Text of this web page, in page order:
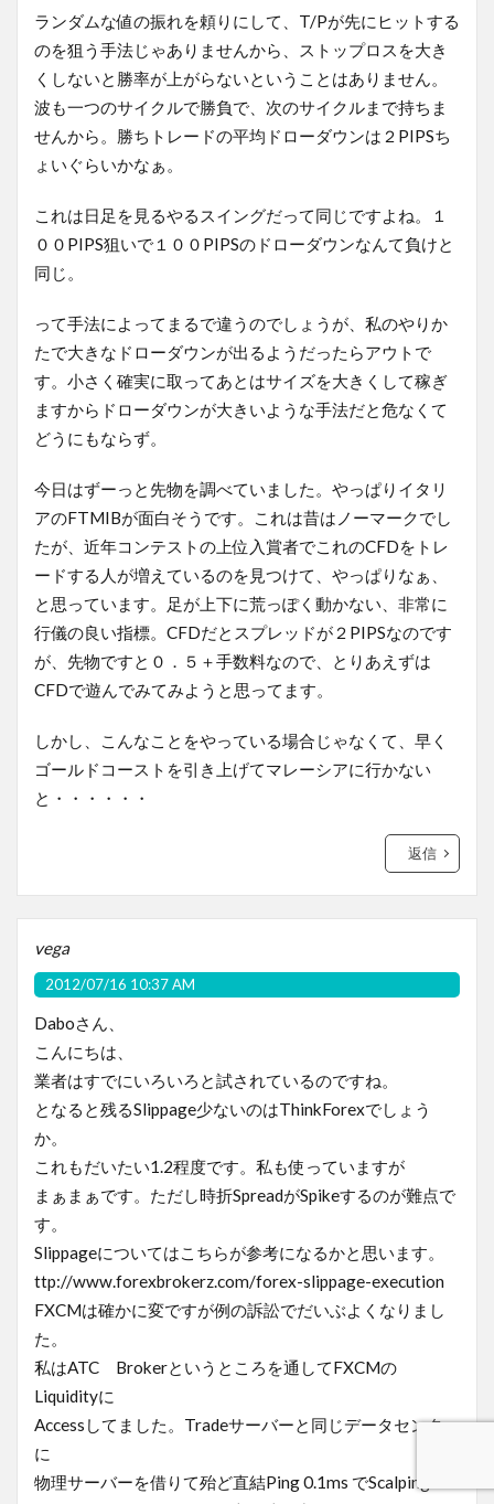
ランダムな値の振れを頼りにして、T/Pが先にヒットする
のを狙う手法じゃありませんから、ストップロスを大き
くしないと勝率が上がらないということはありません。
波も一つのサイクルで勝負で、次のサイクルまで持ちま
せんから。勝ちトレードの平均ドローダウンは２PIPSち
ょいぐらいかなぁ。
これは日足を見るやるスイングだって同じですよね。１
００PIPS狙いで１００PIPSのドローダウンなんて負けと
同じ。
って手法によってまるで違うのでしょうが、私のやりか
たで大きなドローダウンが出るようだったらアウトで
す。小さく確実に取ってあとはサイズを大きくして稼ぎ
ますからドローダウンが大きいような手法だと危なくて
どうにもならず。
今日はずーっと先物を調べていました。やっぱりイタリ
アのFTMIBが面白そうです。これは昔はノーマークでし
たが、近年コンテストの上位入賞者でこれのCFDをトレ
ードする人が増えているのを見つけて、やっぱりなぁ、
と思っています。足が上下に荒っぽく動かない、非常に
行儀の良い指標。CFDだとスプレッドが２PIPSなのです
が、先物ですと０．５＋手数料なので、とりあえずは
CFDで遊んでみてみようと思ってます。
しかし、こんなことをやっている場合じゃなくて、早く
ゴールドコーストを引き上げてマレーシアに行かない
と・・・・・・
返信
vega
2012/07/16 10:37 AM
Daboさん、
こんにちは、
業者はすでにいろいろと試されているのですね。
となると残るSlippage少ないのはThinkForexでしょう
か。
これもだいたい1.2程度です。私も使っていますが
まぁまぁです。ただし時折SpreadがSpikeするのが難点で
す。
Slippageについてはこちらが参考になるかと思います。
ttp://www.forexbrokerz.com/forex-slippage-execution
FXCMは確かに変ですが例の訴訟でだいぶよくなりまし
た。
私はATC Brokerというところを通してFXCMの
Liquidityに
Accessしてました。Tradeサーバーと同じデータセンター
に
物理サーバーを借りて殆ど直結Ping 0.1ms でScalping